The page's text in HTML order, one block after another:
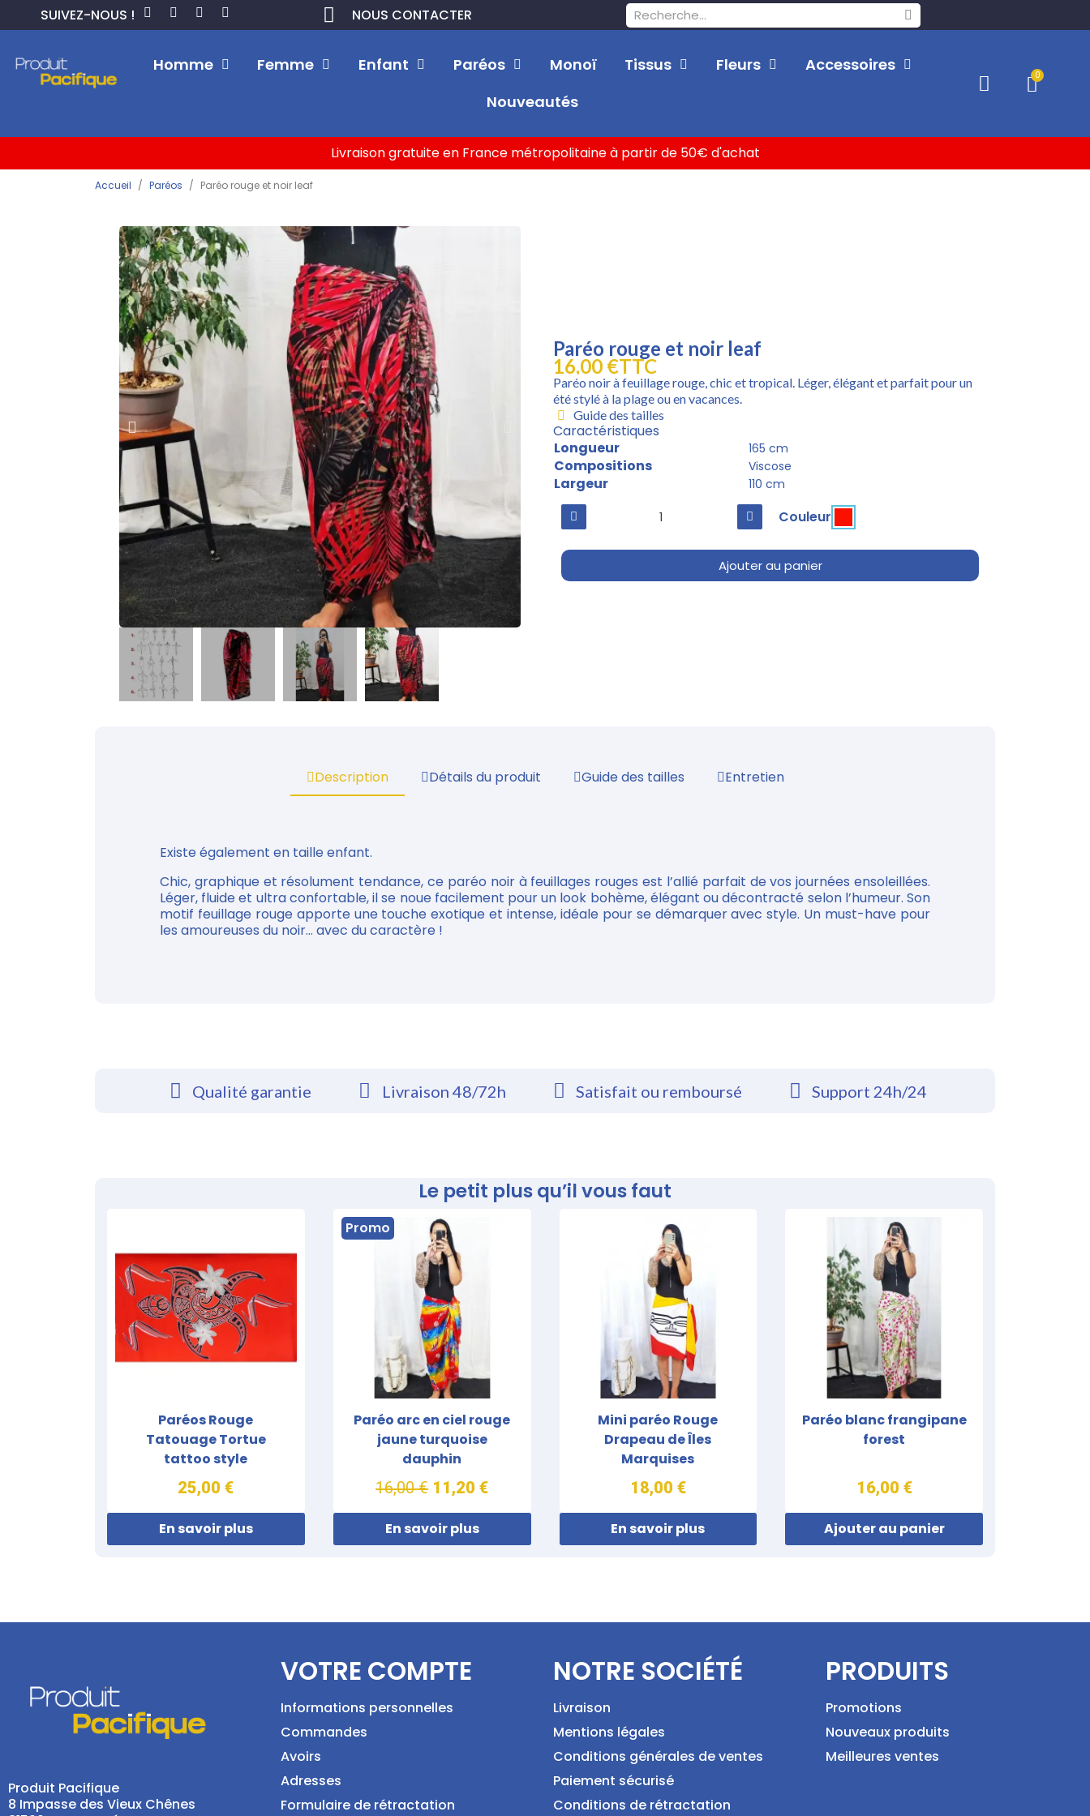
SUIVEZ-NOUS ! NOUS CONTACTER
Homme Femme Enfant Paréos Monoï Tissus Fleurs
Accessoires
Nouveautés
Livraison gratuite en France métropolitaine à partir de 50€ d'achat
Accueil Paréos Paréo rouge et noir leaf
Paréo rouge et noir leaf
16,00 €TTC
Paréo noir à feuillage rouge, chic et tropical. Léger, élégant et parfait pour un
été stylé à la plage ou en vacances.
Guide des tailles
Caractéristiques
Longueur
165 cm
Compositions Viscose
Largeur 110 cm
Couleur
Ajouter au panier
Description Détails du produit Guide des tailles Entretien
Existe également en taille enfant.
Chic, graphique et résolument tendance, ce paréo noir à feuillages rouges est l’allié parfait de vos journées ensoleillées.
Léger, fluide et ultra confortable, il se noue facilement pour un look bohème, élégant ou décontracté selon l’humeur. Son
motif feuillage rouge apporte une touche exotique et intense, idéale pour se démarquer avec style. Un must-have pour
les amoureuses du noir… avec du caractère !
Qualité garantie Livraison 48/72h Satisfait ou remboursé Support 24h/24
Le petit plus qu’il vous faut
Paréos Rouge
Tatouage Tortue
tattoo style
25,00 €
En savoir plus
Promo
Paréo arc en ciel rouge
jaune turquoise
dauphin
16,00 € 11,20 €
En savoir plus
Mini paréo Rouge
Drapeau de Îles
Marquises
18,00 €
En savoir plus
Paréo blanc frangipane
forest
16,00 €
Ajouter au panier
Produit Pacifique
8 Impasse des Vieux Chênes
VOTRE COMPTE
Informations personnelles
Commandes
Avoirs
Adresses
Formulaire de rétractation
NOTRE SOCIÉTÉ
Livraison
Mentions légales
Conditions générales de ventes
Paiement sécurisé
Conditions de rétractation
PRODUITS
Promotions
Nouveaux produits
Meilleures ventes